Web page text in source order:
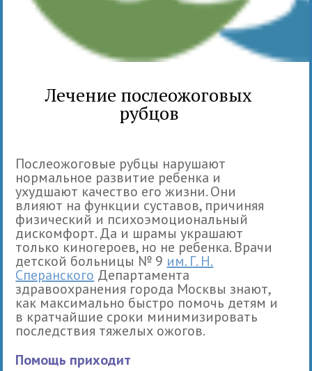
Лечение послеожоговых
рубцов
Послеожоговые рубцы нарушают
нормальное развитие ребенка и
ухудшают качество его жизни. Они
влияют на функции суставов, причиняя
физический и психоэмоциональный
дискомфорт. Да и шрамы украшают
только киногероев, но не ребенка. Врачи
детской больницы № 9 им. Г. Н.
Сперанского Департамента
здравоохранения города Москвы знают,
как максимально быстро помочь детям и
в кратчайшие сроки минимизировать
последствия тяжелых ожогов.
Помощь приходит